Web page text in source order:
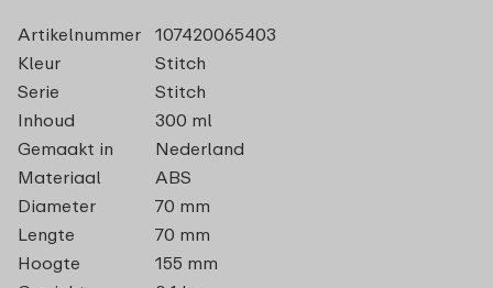
Artikelnummer
107420065403
Kleur
Stitch
Serie
Stitch
Inhoud
300 ml
Gemaakt in
Nederland
Materiaal
ABS
Diameter
70 mm
Lengte
70 mm
Hoogte
155 mm